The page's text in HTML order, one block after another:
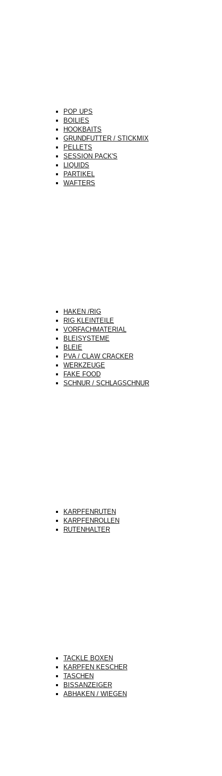
POP UPS
BOILIES
HOOKBAITS
GRUNDFUTTER / STICKMIX
PELLETS
SESSION PACK'S
LIQUIDS
PARTIKEL
WAFTERS
HAKEN /RIG
RIG KLEINTEILE
VORFACHMATERIAL
BLEISYSTEME
BLEIE
PVA / CLAW CRACKER
WERKZEUGE
FAKE FOOD
SCHNUR / SCHLAGSCHNUR
KARPFENRUTEN
KARPFENROLLEN
RUTENHALTER
TACKLE BOXEN
KARPFEN KESCHER
TASCHEN
BISSANZEIGER
ABHAKEN / WIEGEN